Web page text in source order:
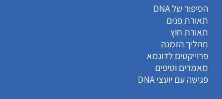
הסיפור של DNA
תאורת פנים
תאורת חוץ
תהליך הזמנה
פרוייקטים לדוגמא
מאמרים וטיפים
פגישה עם יועצי DNA